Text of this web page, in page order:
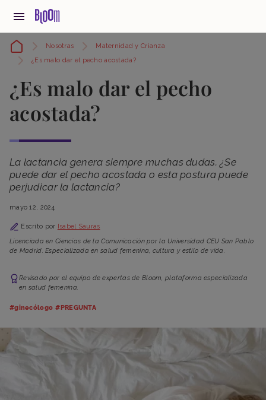
Nosotras
Maternidad y Crianza
¿Es malo dar el pecho acostada?
¿Es malo dar el pecho
acostada?
La lactancia genera siempre muchas dudas. ¿Se
puede dar el pecho acostada o esta postura puede
perjudicar la lactancia?
mayo 12, 2024
Escrito por
Isabel Sauras
Licenciada en Ciencias de la Comunicación por la Universidad CEU San Pablo
de Madrid. Especializada en salud femenina, cultura y estilo de vida.
Revisado por el equipo de expertas de Bloom, plataforma especializada
en salud femenina.
#ginecólogo #PREGUNTA